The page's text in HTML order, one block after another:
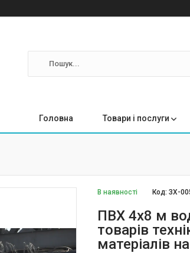
Головна Товари і послуги
В наявності Код:ЗХ-
ПВХ 4х8 м
товарів
матеріалів